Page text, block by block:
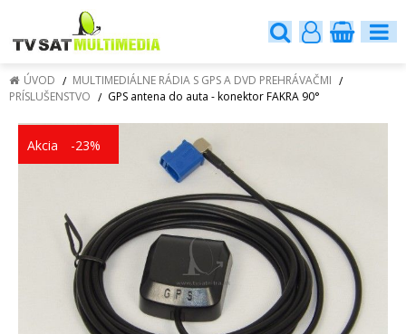
ÚVOD
MULTIMEDIÁLNE RÁDIA S GPS A DVD PREHRÁVAČMI
PRÍSLUŠENSTVO
GPS antena do auta - konektor FAKRA 90°
Akcia -23%